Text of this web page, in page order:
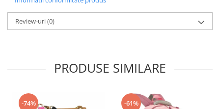
Review-uri(0)
PRODUSE SIMILARE
-74% -61%